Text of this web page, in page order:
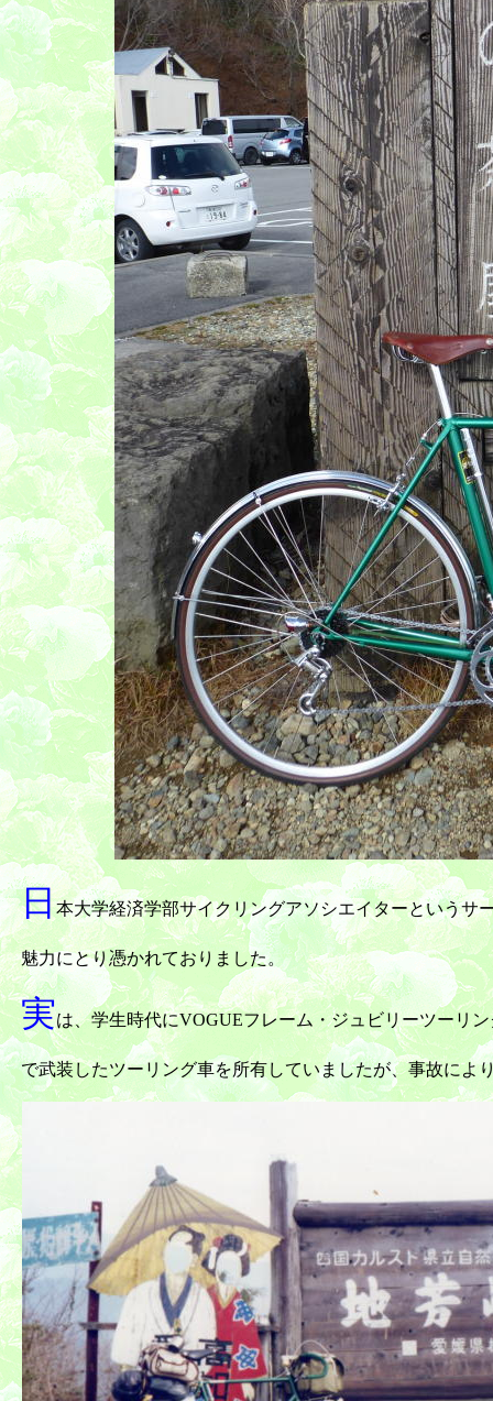
日本大学経済学部サイクリングアソシエイターというサ
魅力にとり憑かれておりました。
実は、学生時代にVOGUEフレーム・ジュビリーツーリ
で武装したツーリング車を所有していましたが、事故によ